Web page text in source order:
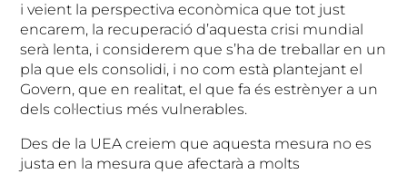
i veient la perspectiva econòmica que tot just
encarem, la recuperació d’aquesta crisi mundial
serà lenta, i considerem que s’ha de treballar en un
pla que els consolidi, i no com està plantejant el
Govern, que en realitat, el que fa és estrènyer a un
dels col·lectius més vulnerables.
Des de la UEA creiem que aquesta mesura no es
justa en la mesura que afectarà a molts